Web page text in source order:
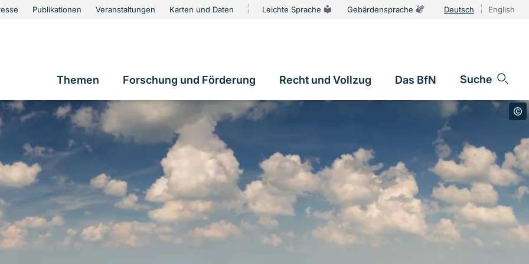
Publikationen Veranstaltungen Karten und Daten Leichte Sprache Gebärdensprache Deutsch English
Hauptnavigation
Themen Forschung und Förderung Recht und Vollzug Das BfN Suche